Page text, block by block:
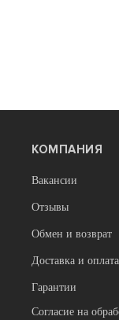
В наличии
(арт.5814)
1 550
КОМПАНИЯ
Вакансии
Отзывы
Обмен и возврат
Доставка и оплата
Гарантии
Согласие на